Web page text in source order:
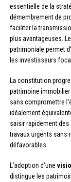
essentielle de la
démembrement de
faciliter la
plus avantageuses.
patrimoniale permet
les investisseurs
La constitution
patrimoine
sans compromettre
idéalement
saisir rapidement
travaux urgents sans
défavorables.
L’adoption d’une
distingue les